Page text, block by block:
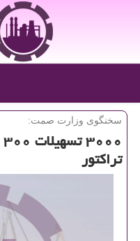
سخنگوی وزارت صمت:
تراکتور